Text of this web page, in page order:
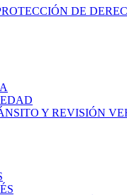
DE
Y REVISIÓN